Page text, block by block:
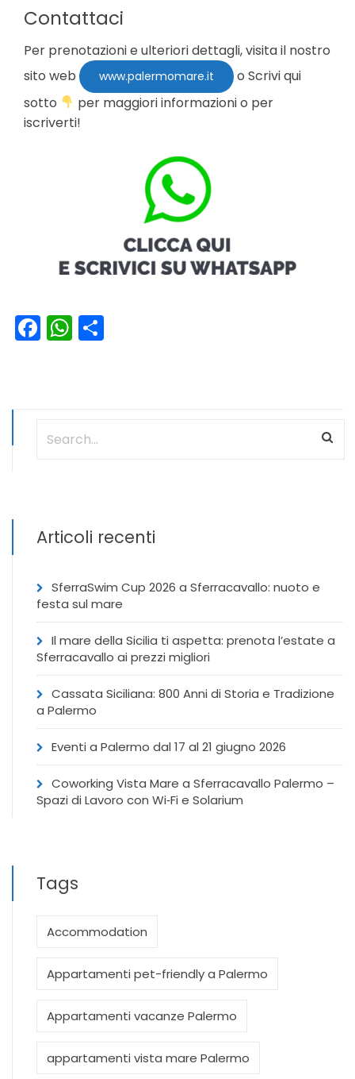
Contattaci
Per prenotazioni e ulteriori dettagli, visita il nostro
sito web
www.palermomare.it
o Scrivi qui
sotto
per maggiori informazioni o per
iscriverti!
Facebook
WhatsApp
Articoli recenti
SferraSwim Cup 2026 a Sferracavallo: nuoto e
festa sul mare
Il mare della Sicilia ti aspetta: prenota l’estate a
Sferracavallo ai prezzi migliori
Cassata Siciliana: 800 Anni di Storia e Tradizione
a Palermo
Eventi a Palermo dal 17 al 21 giugno 2026
Coworking Vista Mare a Sferracavallo Palermo –
Spazi di Lavoro con Wi‑Fi e Solarium
Tags
Accommodation
Appartamenti pet-friendly a Palermo
Appartamenti vacanze Palermo
appartamenti vista mare Palermo